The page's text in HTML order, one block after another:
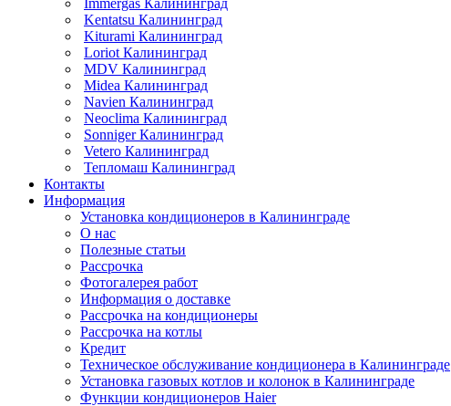
Kentatsu Калининград
Kiturami Калининград
Loriot Калининград
MDV Калининград
Midea Калининград
Navien Калининград
Neoclima Калининград
Sonniger Калининград
Vetero Калининград
Тепломаш Калининград
Контакты
Информация
Установка кондиционеров в Калининграде
О нас
Полезные статьи
Рассрочка
Фотогалерея работ
Информация о доставке
Рассрочка на кондиционеры
Рассрочка на котлы
Кредит
Техническое обслуживание кондиционера в Калининграде
Установка газовых котлов и колонок в Калининграде
Функции кондиционеров Haier